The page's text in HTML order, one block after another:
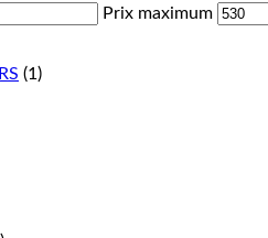
Prix maximum
(1)